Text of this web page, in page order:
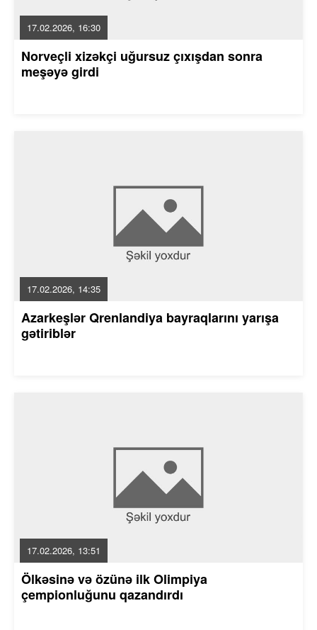
17.02.2026, 16:30
Norveçli xizəkçi uğursuz çıxışdan sonra
meşəyə girdi
17.02.2026, 14:35
Azarkeşlər Qrenlandiya bayraqlarını yarışa
gətiriblər
17.02.2026, 13:51
Ölkəsinə və özünə ilk Olimpiya
çempionluğunu qazandırdı